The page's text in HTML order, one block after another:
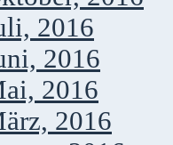
2016
2016
2016
2016